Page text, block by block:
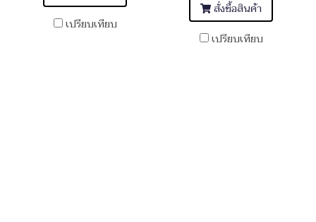
เปรียบเทียบ
สั่งซื้อสินค้า
เปรียบเทียบ